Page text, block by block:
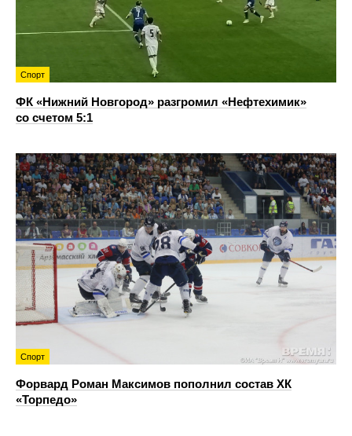
Спорт
ФК «Нижний Новгород» разгромил «Нефтехимик»
со счетом 5:1
Спорт
Форвард Роман Максимов пополнил состав ХК
«Торпедо»